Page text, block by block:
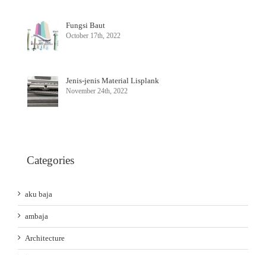
Fungsi Baut
October 17th, 2022
Jenis-jenis Material Lisplank
November 24th, 2022
Categories
aku baja
ambaja
Architecture